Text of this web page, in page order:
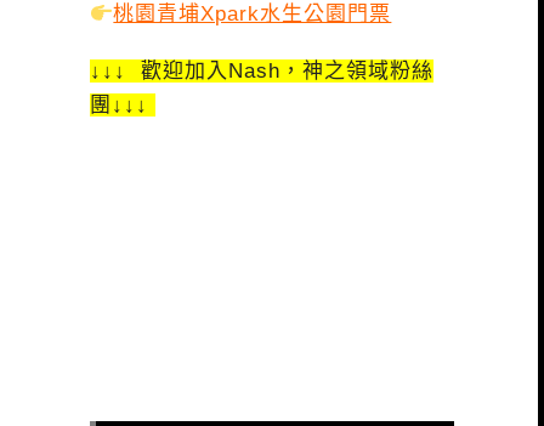
桃園青埔Xpark水生公園門票
↓↓↓ 歡迎加入Nash，神之領域粉絲
團↓↓↓